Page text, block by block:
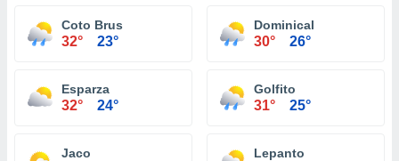
Coto Brus
32° 23°
Dominical
30° 26°
Esparza
32° 24°
Golfito
31° 25°
Jaco Lepanto